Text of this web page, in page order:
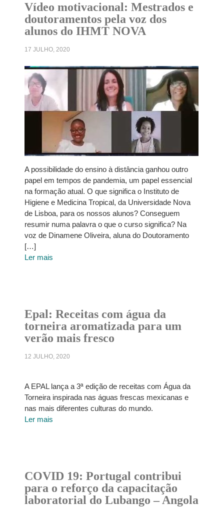
Vídeo motivacional: Mestrados e
doutoramentos pela voz dos
alunos do IHMT NOVA
17 JULHO, 2020
A possibilidade do ensino à distância ganhou outro
papel em tempos de pandemia, um papel essencial
na formação atual. O que significa o Instituto de
Higiene e Medicina Tropical, da Universidade Nova
de Lisboa, para os nossos alunos? Conseguem
resumir numa palavra o que o curso significa? Na
voz de Dinamene Oliveira, aluna do Doutoramento
[…]
Ler mais
Epal: Receitas com água da
torneira aromatizada para um
verão mais fresco
12 JULHO, 2020
A EPAL lança a 3ª edição de receitas com Água da
Torneira inspirada nas águas frescas mexicanas e
nas mais diferentes culturas do mundo.
Ler mais
COVID 19: Portugal contribui
para o reforço da capacitação
laboratorial do Lubango – Angola